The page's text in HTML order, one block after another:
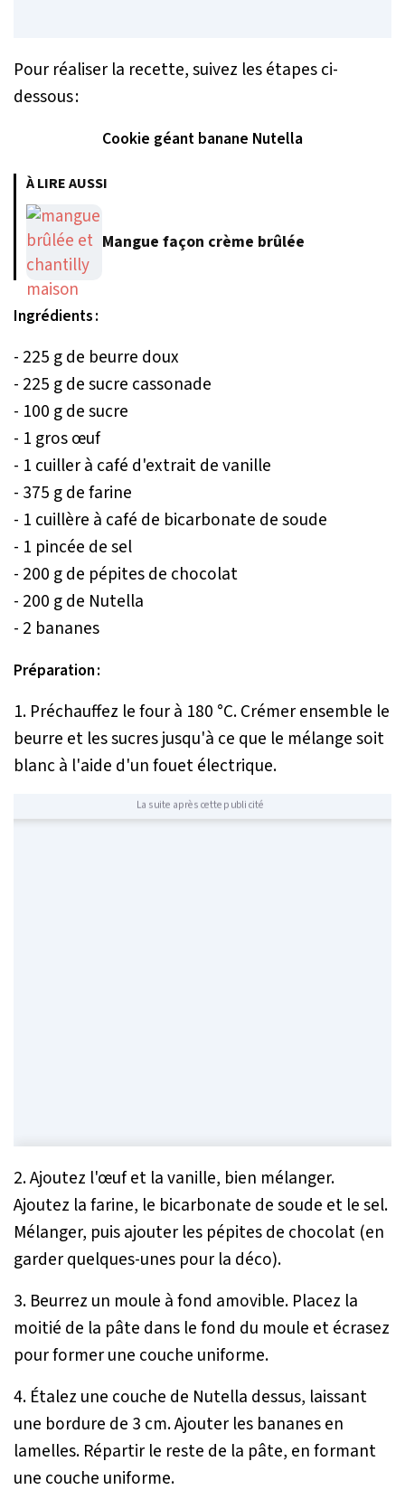
Pour réaliser la recette, suivez les étapes ci-
dessous :
Cookie géant banane Nutella
À LIRE AUSSI
Mangue façon crème brûlée
Ingrédients :
- 225 g de beurre doux
- 225 g de sucre cassonade
- 100 g de sucre
- 1 gros œuf
- 1 cuiller à café d'extrait de vanille
- 375 g de farine
- 1 cuillère à café de bicarbonate de soude
- 1 pincée de sel
- 200 g de pépites de chocolat
- 200 g de Nutella
- 2 bananes
Préparation :
1. Préchauffez le four à 180 °C. Crémer ensemble le
beurre et les sucres jusqu'à ce que le mélange soit
blanc à l'aide d'un fouet électrique.
La suite après cette publicité
2. Ajoutez l'œuf et la vanille, bien mélanger.
Ajoutez la farine, le bicarbonate de soude et le sel.
Mélanger, puis ajouter les pépites de chocolat (en
garder quelques-unes pour la déco).
3. Beurrez un moule à fond amovible. Placez la
moitié de la pâte dans le fond du moule et écrasez
pour former une couche uniforme.
4. Étalez une couche de Nutella dessus, laissant
une bordure de 3 cm. Ajouter les bananes en
lamelles. Répartir le reste de la pâte, en formant
une couche uniforme.